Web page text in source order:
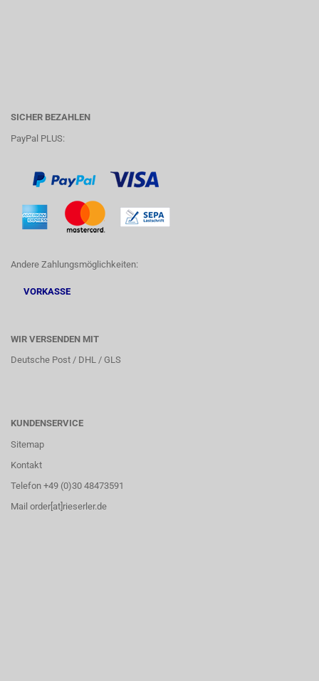
SICHER BEZAHLEN
PayPal PLUS:
Andere Zahlungsmöglichkeiten:
VORKASSE
WIR VERSENDEN MIT
Deutsche Post / DHL / GLS
KUNDENSERVICE
Sitemap
Kontakt
Telefon +49 (0)30 48473591
Mail order[at]rieserler.de